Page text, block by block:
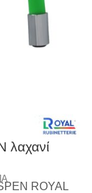
λαχανί
ROYAL